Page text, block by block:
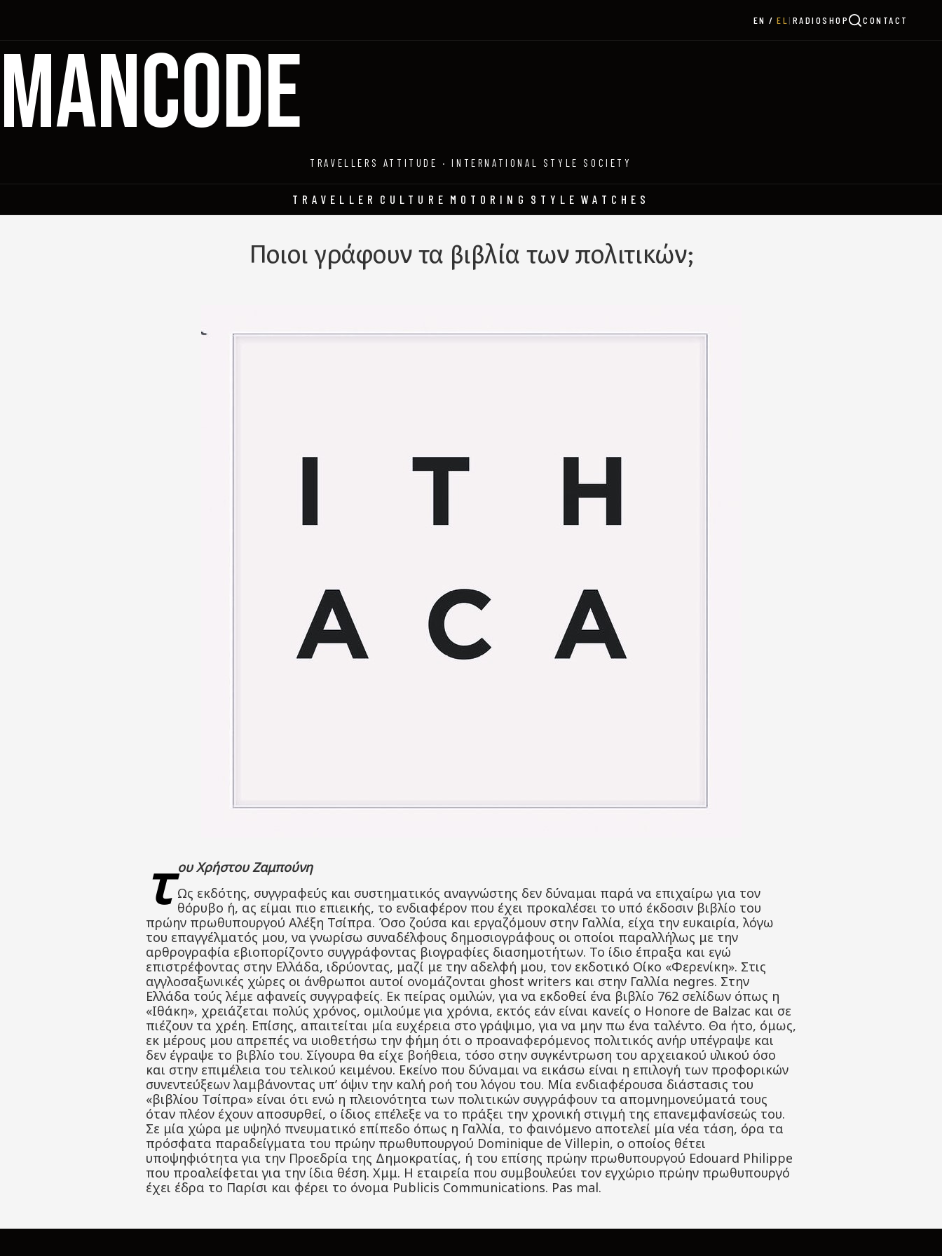
EN EL | RADIOSHOP CONTACT
MANCODE
TRAVELLERS ATTITUDE · INTERNATIONAL STYLE SOCIETY
TRAVELLER CULTURE MOTORING STYLE WATCHES
Ποιοι γράφουν τα βιβλία των πολιτικών;
τ ου Χρήστου Ζαμπούνη
Ως εκδότης, συγγραφεύς και συστηματικός αναγνώστης δεν δύναμαι παρά να επιχαίρω για τον
θόρυβο ή, ας είμαι πιο επιεικής, το ενδιαφέρον που έχει προκαλέσει το υπό έκδοσιν βιβλίο του
πρώην πρωθυπουργού Αλέξη Τσίπρα. Όσο ζούσα και εργαζόμουν στην Γαλλία, είχα την ευκαιρία, λόγω
του επαγγέλματός μου, να γνωρίσω συναδέλφους δημοσιογράφους οι οποίοι παραλλήλως με την
αρθρογραφία εβιοπορίζοντο συγγράφοντας βιογραφίες διασημοτήτων. Το ίδιο έπραξα και εγώ
επιστρέφοντας στην Ελλάδα, ιδρύοντας, μαζί με την αδελφή μου, τον εκδοτικό Οίκο «Φερενίκη». Στις
αγγλοσαξωνικές χώρες οι άνθρωποι αυτοί ονομάζονται ghost writers και στην Γαλλία negres. Στην
Ελλάδα τούς λέμε αφανείς συγγραφείς. Εκ πείρας ομιλών, για να εκδοθεί ένα βιβλίο 762 σελίδων όπως η
«Ιθάκη», χρειάζεται πολύς χρόνος, ομιλούμε για χρόνια, εκτός εάν είναι κανείς ο Honore de Balzac και σε
πιέζουν τα χρέη. Επίσης, απαιτείται μία ευχέρεια στο γράψιμο, για να μην πω ένα ταλέντο. Θα ήτο, όμως,
εκ μέρους μου απρεπές να υιοθετήσω την φήμη ότι ο προαναφερόμενος πολιτικός ανήρ υπέγραψε και
δεν έγραψε το βιβλίο του. Σίγουρα θα είχε βοήθεια, τόσο στην συγκέντρωση του αρχειακού υλικού όσο
και στην επιμέλεια του τελικού κειμένου. Εκείνο που δύναμαι να εικάσω είναι η επιλογή των προφορικών
συνεντεύξεων λαμβάνοντας υπ’ όψιν την καλή ροή του λόγου του. Μία ενδιαφέρουσα διάστασις του
«βιβλίου Τσίπρα» είναι ότι ενώ η πλειονότητα των πολιτικών συγγράφουν τα απομνημονεύματά τους
όταν πλέον έχουν αποσυρθεί, ο ίδιος επέλεξε να το πράξει την χρονική στιγμή της επανεμφανίσεώς του.
Σε μία χώρα με υψηλό πνευματικό επίπεδο όπως η Γαλλία, το φαινόμενο αποτελεί μία νέα τάση, όρα τα
πρόσφατα παραδείγματα του πρώην πρωθυπουργού Dominique de Villepin, ο οποίος θέτει
υποψηφιότητα για την Προεδρία της Δημοκρατίας, ή του επίσης πρώην πρωθυπουργού Edouard Philippe
που προαλείφεται για την ίδια θέση. Χμμ. Η εταιρεία που συμβουλεύει τον εγχώριο πρώην πρωθυπουργό
έχει έδρα το Παρίσι και φέρει το όνομα Publicis Communications. Pas mal.